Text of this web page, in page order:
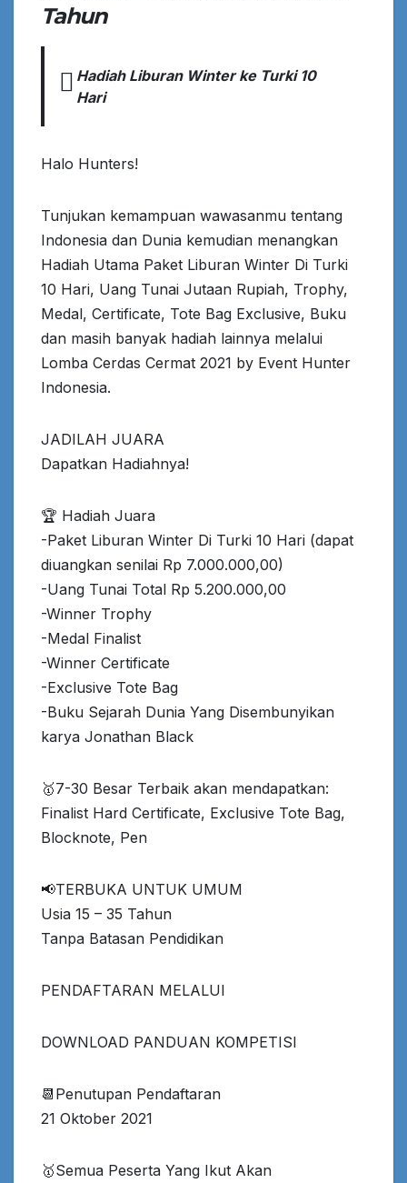
Tahun
Hadiah Liburan Winter ke Turki 10
Hari
Halo Hunters!
Tunjukan kemampuan wawasanmu tentang
Indonesia dan Dunia kemudian menangkan
Hadiah Utama Paket Liburan Winter Di Turki
10 Hari, Uang Tunai Jutaan Rupiah, Trophy,
Medal, Certificate, Tote Bag Exclusive, Buku
dan masih banyak hadiah lainnya melalui
Lomba Cerdas Cermat 2021 by Event Hunter
Indonesia.
JADILAH JUARA
Dapatkan Hadiahnya!
🏆 Hadiah Juara
-Paket Liburan Winter Di Turki 10 Hari (dapat
diuangkan senilai Rp 7.000.000,00)
-Uang Tunai Total Rp 5.200.000,00
-Winner Trophy
-Medal Finalist
-Winner Certificate
-Exclusive Tote Bag
-Buku Sejarah Dunia Yang Disembunyikan
karya Jonathan Black
🥇7-30 Besar Terbaik akan mendapatkan:
Finalist Hard Certificate, Exclusive Tote Bag,
Blocknote, Pen
📢TERBUKA UNTUK UMUM
Usia 15 – 35 Tahun
Tanpa Batasan Pendidikan
PENDAFTARAN MELALUI
DOWNLOAD PANDUAN KOMPETISI
📆Penutupan Pendaftaran
21 Oktober 2021
🥇Semua Peserta Yang Ikut Akan